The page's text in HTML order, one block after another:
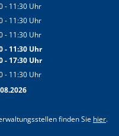
- 11:30 Uhr
Von 08:30 bis 11:30 Uhr
- 11:30 Uhr
Von 08:30 bis 11:30 Uhr
- 11:30 Uhr
Von 08:30 bis 11:30 Uhr
- 11:30Uhr
Von 08:30 bis 11:30 Uhr
- 17:30Uhr
Von 14:00 bis 17:30 Uhr
- 11:30 Uhr
Von 08:30 bis 11:30 Uhr
finden Sie hier.